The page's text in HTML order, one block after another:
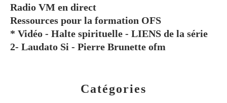
Catégories
Radio VM en direct
Ressources pour la formation OFS
* Vidéo - Halte spirituelle - LIENS de la série
2- Laudato Si - Pierre Brunette ofm